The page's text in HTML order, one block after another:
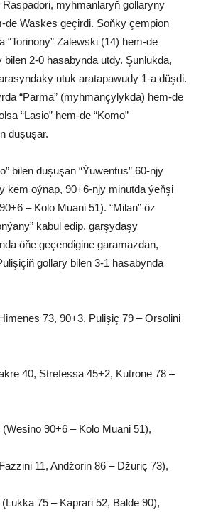
myhmanlaryň gollaryny
de Waskes geçirdi. Soňky çempion
“Torinony” Zalewski (14) hem-de
bilen 2-0 hasabynda utdy. Şunlukda,
arasyndaky utuk aratapawudy 1-a düşdi.
“Parma” (myhmançylykda) hem-de
“Lasio” hem-de “Komo”
duşuşar.
bilen duşuşan “Ýuwentus” 60-njy
kem oýnap, 90+6-njy minutda ýeňşi
– Kolo Muani 51). “Milan” öz
kabul edip, garşydaşy
öňe geçendigine garamazdan,
gollary bilen 3-1 hasabynda
73, 90+3, Pulişiç 79 – Orsolini
40, Strefessa 45+2, Kutrone 78 –
90+6 – Kolo Muani 51),
11, Andžorin 86 – Džuriç 73),
75 – Kaprari 52, Balde 90),